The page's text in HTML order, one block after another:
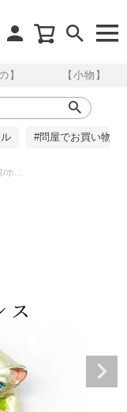
】 【小物】
#問屋でお買い物
シス